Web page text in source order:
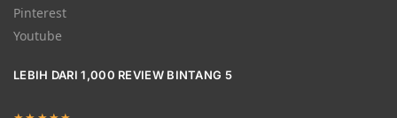
Pinterest
Youtube
LEBIH DARI 1,000 REVIEW BINTANG 5